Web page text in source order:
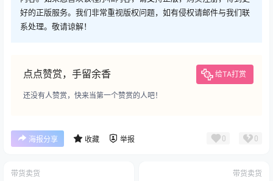
好的正版服务。我们非常重视版权问题，如有侵权请邮件与我们联
系处理。敬请谅解！
点点赞赏，手留余香 给TA打赏
还没有人赞赏，快来当第一个赞赏的人吧！
海报分享 收藏 举报 0 0
带货卖货 带货卖货